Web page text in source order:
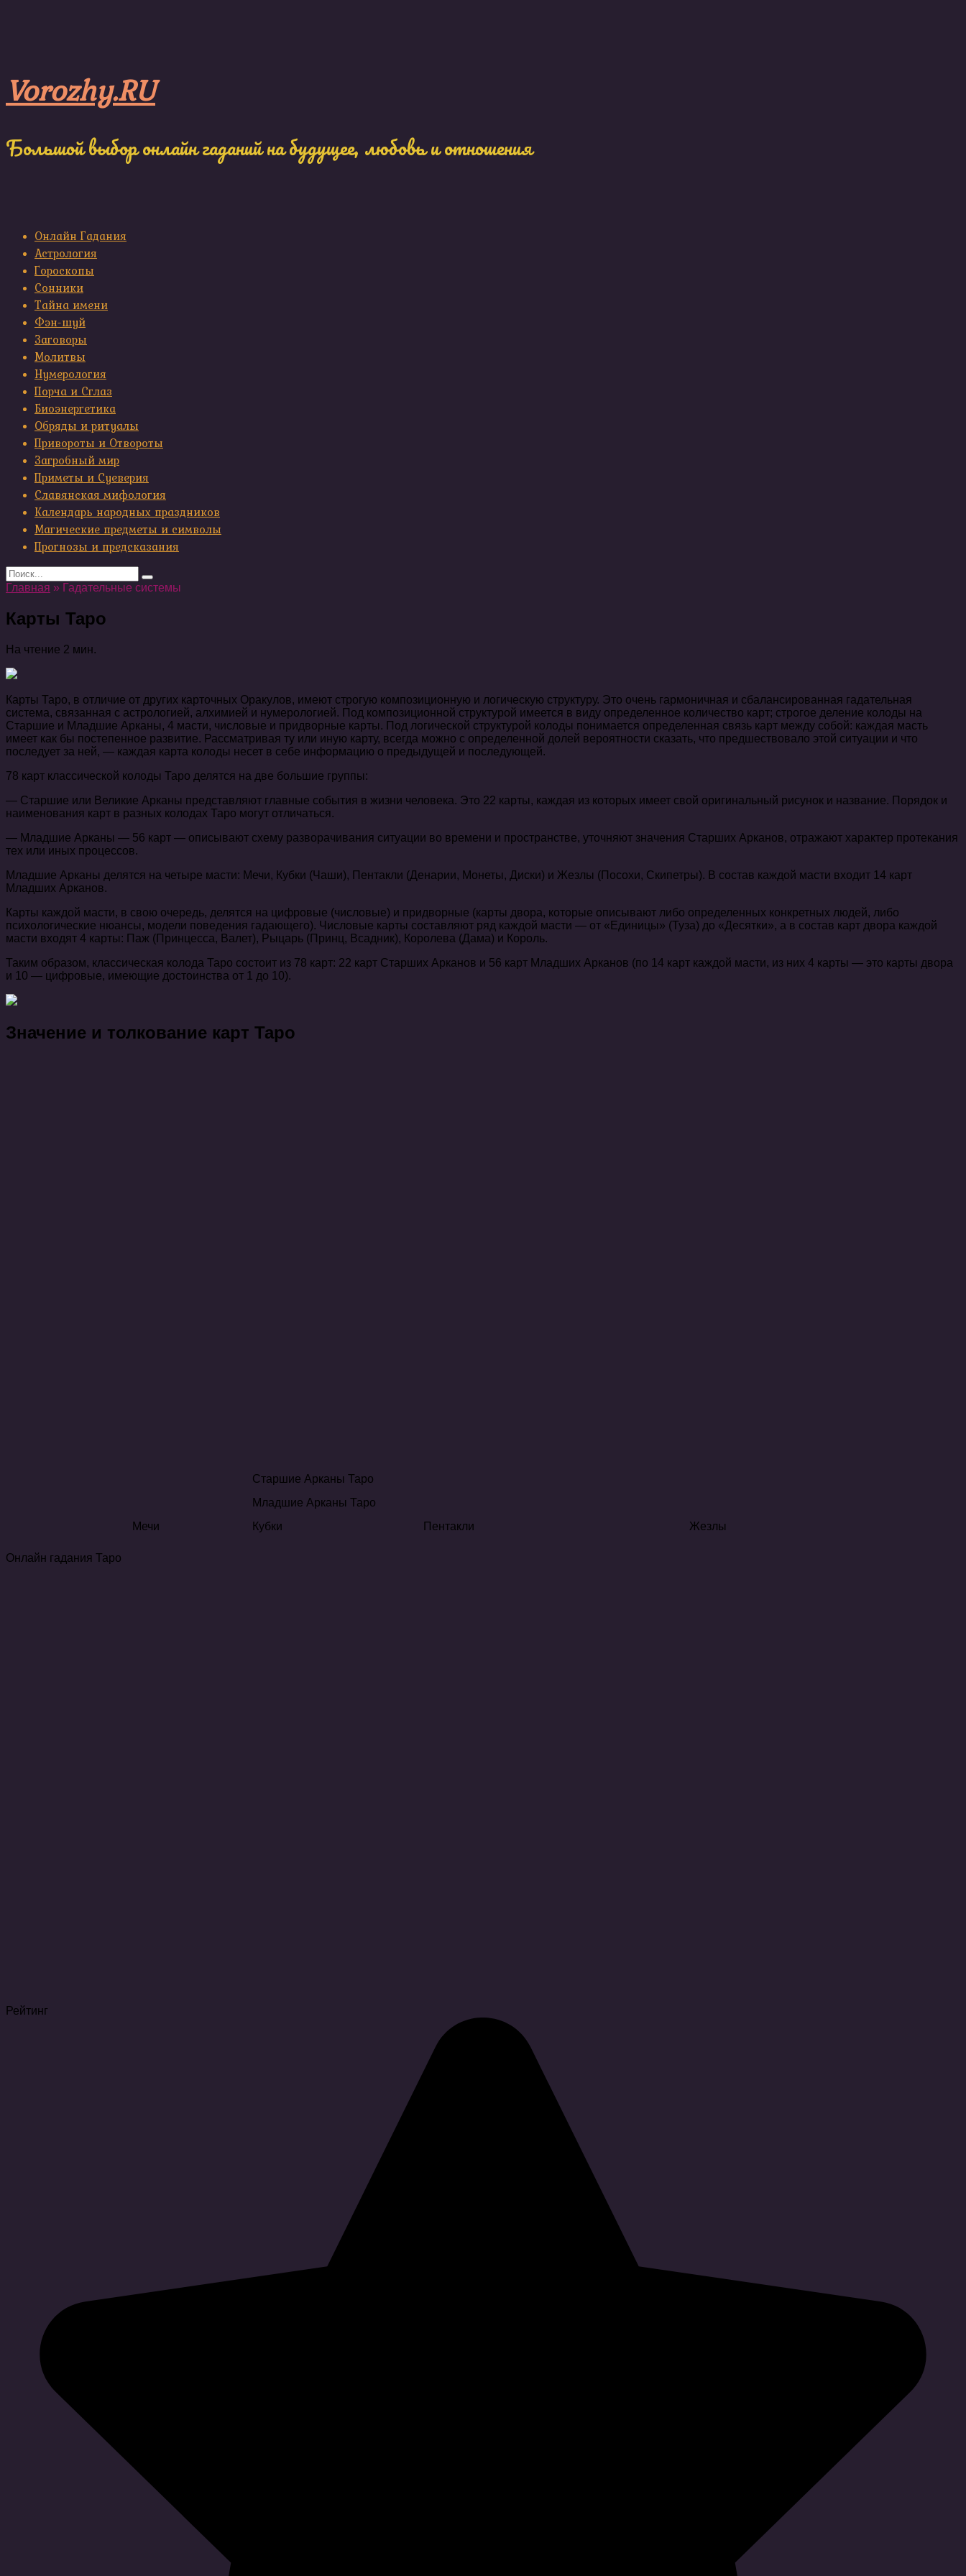
Vorozhy.RU
Большой выбор онлайн гаданий на будущее, любовь и отношения
Онлайн Гадания
Астрология
Гороскопы
Сонники
Тайна имени
Фэн-шуй
Заговоры
Молитвы
Нумерология
Порча и Сглаз
Биоэнергетика
Обряды и ритуалы
Привороты и Отвороты
Загробный мир
Приметы и Суеверия
Славянская мифология
Календарь народных праздников
Магические предметы и символы
Прогнозы и предсказания
Search
for:
Главная » Гадательные системы
Карты Таро
На чтение 2 мин.
Карты Таро, в отличие от других карточных Оракулов, имеют строгую композиционную и логическую структуру. Это очень гармоничная и сбалансированная гадательная
система, связанная с астрологией, алхимией и нумерологией. Под композиционной структурой имеется в виду определенное количество карт; строгое деление колоды на
Старшие и Младшие Арканы, 4 масти, числовые и придворные карты. Под логической структурой колоды понимается определенная связь карт между собой: каждая масть
имеет как бы постепенное развитие. Рассматривая ту или иную карту, всегда можно с определенной долей вероятности сказать, что предшествовало этой ситуации и что
последует за ней, — каждая карта колоды несет в себе информацию о предыдущей и последующей.
78 карт классической колоды Таро делятся на две большие группы:
— Старшие или Великие Арканы представляют главные события в жизни человека. Это 22 карты, каждая из которых имеет свой оригинальный рисунок и название. Порядок и
наименования карт в разных колодах Таро могут отличаться.
— Младшие Арканы — 56 карт — описывают схему разворачивания ситуации во времени и пространстве, уточняют значения Старших Арканов, отражают характер протекания
тех или иных процессов.
Младшие Арканы делятся на четыре масти: Мечи, Кубки (Чаши), Пентакли (Денарии, Монеты, Диски) и Жезлы (Посохи, Скипетры). В состав каждой масти входит 14 карт
Младших Арканов.
Карты каждой масти, в свою очередь, делятся на цифровые (числовые) и придворные (карты двора, которые описывают либо определенных конкретных людей, либо
психологические нюансы, модели поведения гадающего). Числовые карты составляют ряд каждой масти — от «Единицы» (Туза) до «Десятки», а в состав карт двора каждой
масти входят 4 карты: Паж (Принцесса, Валет), Рыцарь (Принц, Всадник), Королева (Дама) и Король.
Таким образом, классическая колода Таро состоит из 78 карт: 22 карт Старших Арканов и 56 карт Младших Арканов (по 14 карт каждой масти, из них 4 карты — это карты двора
и 10 — цифровые, имеющие достоинства от 1 до 10).
Значение и толкование карт Таро
Старшие Арканы Таро
Младшие Арканы Таро
Мечи
Кубки Пентакли Жезлы
Онлайн гадания Таро
Рейтинг